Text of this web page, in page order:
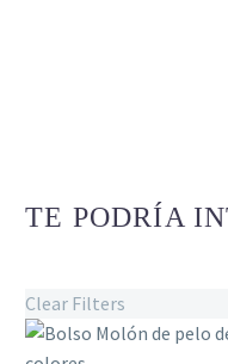
TE PODRÍA
Clear Filters